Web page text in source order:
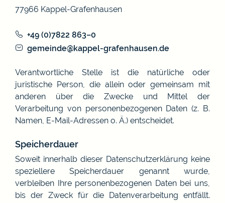
77966 Kappel-Grafenhausen
+49 (0)7822 863–0
gemeinde@kappel-grafenhausen.de
Verantwortliche Stelle ist die natürliche oder
juristische Person, die allein oder gemeinsam mit
anderen über die Zwecke und Mittel der
Verarbeitung von personenbezogenen Daten (z. B.
Namen, E-Mail-Adressen o. Ä.) entscheidet.
Speicherdauer
Soweit innerhalb dieser Datenschutzerklärung keine
speziellere Speicherdauer genannt wurde,
verbleiben Ihre personenbezogenen Daten bei uns,
bis der Zweck für die Datenverarbeitung entfällt.